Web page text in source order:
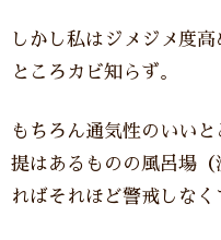
しかし私はジメジメ度
ところカビ知らず。
もちろん通気性のいい
提はあるものの風呂場
ればそれほど警戒しなく